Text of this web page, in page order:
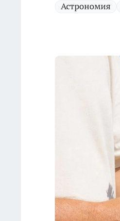
Астрономия